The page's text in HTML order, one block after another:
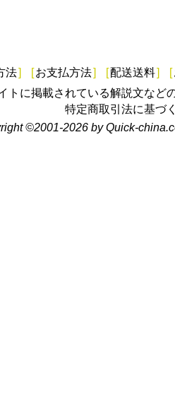
法] [お支払方法] [配送送料] [
トに掲載されている解説文など
特定商取引法に基づ
©2001-2026 by Quick-